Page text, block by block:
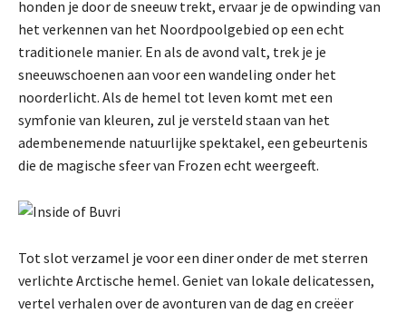
honden je door de sneeuw trekt, ervaar je de opwinding van
het verkennen van het Noordpoolgebied op een echt
traditionele manier. En als de avond valt, trek je je
sneeuwschoenen aan voor een wandeling onder het
noorderlicht. Als de hemel tot leven komt met een
symfonie van kleuren, zul je versteld staan van het
adembenemende natuurlijke spektakel, een gebeurtenis
die de magische sfeer van Frozen echt weergeeft.
Tot slot verzamel je voor een diner onder de met sterren
verlichte Arctische hemel. Geniet van lokale delicatessen,
vertel verhalen over de avonturen van de dag en creëer